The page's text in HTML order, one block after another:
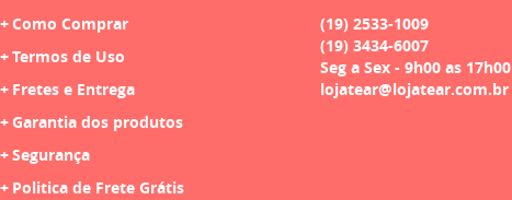
Como Comprar
Termos de Uso
Fretes e Entrega
Garantia dos produtos
Segurança
Politica de Frete Grátis
(19) 2533-1009
(19) 3434-6007
Seg a Sex - 9h00 as 17h00
lojatear@lojatear.com.br